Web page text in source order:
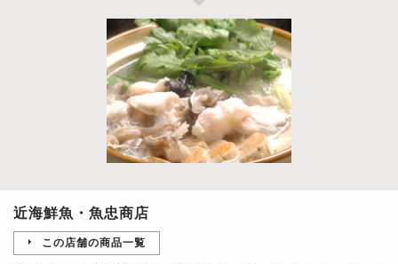
近海鮮魚・魚忠商店
この店舗の商品一覧